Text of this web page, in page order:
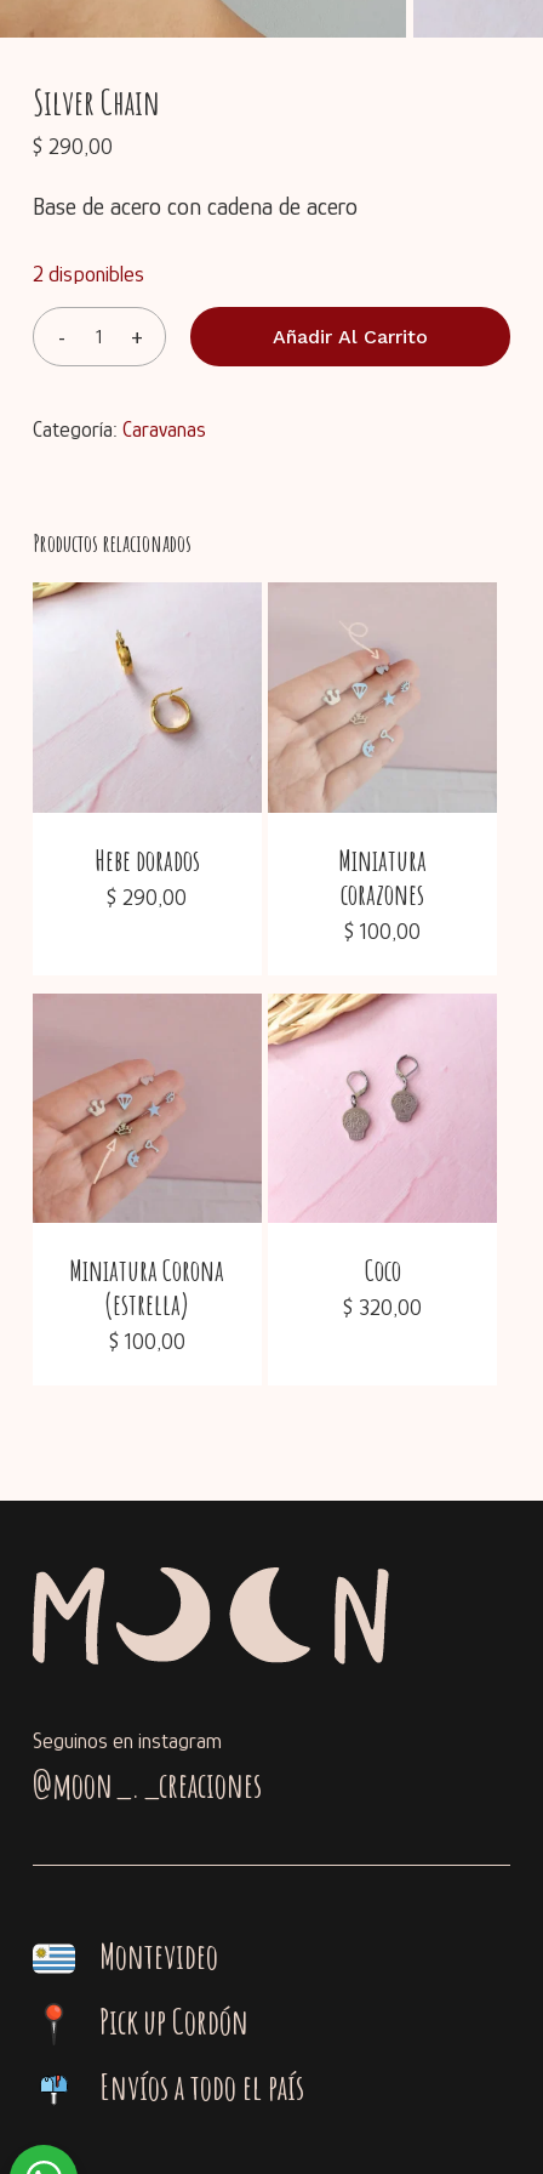
No hay productos en el
carrito.
Go To Shop
Subtotal:
Silver Chain
$ 290,00
Base de acero con cadena de acero
2 disponibles
Añadir Al Carrito
Categoría: Caravanas
Productos relacionados
Hebe dorados
$ 290,00
Miniatura
corazones
$ 100,00
Miniatura Corona
(estrella)
$ 100,00
Coco
$ 320,00
Seguinos en instagram
@moon_._creaciones
Montevideo
Pick up Cordón
Envíos a todo el país